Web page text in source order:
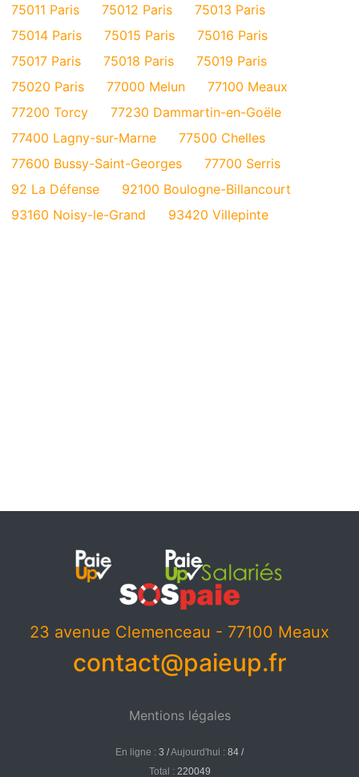
75011 Paris
75012 Paris
75013 Paris
75014 Paris
75015 Paris
75016 Paris
75017 Paris
75018 Paris
75019 Paris
75020 Paris
77000 Melun
77100 Meaux
77200 Torcy
77230 Dammartin-en-Goële
77400 Lagny-sur-Marne
77500 Chelles
77600 Bussy-Saint-Georges
77700 Serris
92 La Défense
92100 Boulogne-Billancourt
93160 Noisy-le-Grand
93420 Villepinte
23 avenue Clemenceau - 77100 Meaux
contact@paieup.fr
Mentions légales
En ligne : 3 /Aujourd'hui : 84 /
Total : 220049